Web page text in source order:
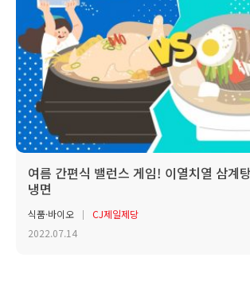
여름 간편식 밸런스 게임! 이열치열 삼계
냉면
식품·바이오
CJ제일제당
2022.07.14